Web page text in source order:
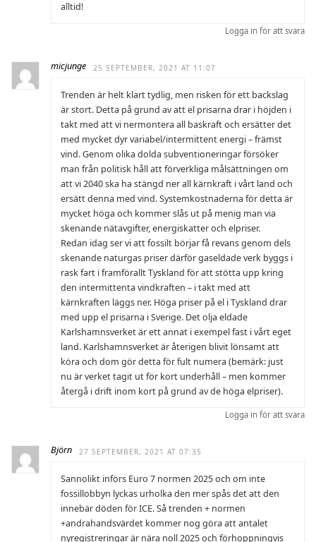
alltid!
Logga in för att svara
micjunge 25 SEPTEMBER, 2021 AT 11:07
Trenden är helt klart tydlig, men risken för ett backslag
är stort. Detta på grund av att el prisarna drar i höjden i
takt med att vi nermontera all baskraft och ersätter det
med mycket dyr variabel/intermittent energi – främst
vind. Genom olika dolda subventioneringar försöker
man från politisk håll att förverkliga målsättningen om
att vi 2040 ska ha stängd ner all kärnkraft i vårt land och
ersätt denna med vind. Systemkostnaderna för detta är
mycket höga och kommer slås ut på menig man via
skenande nätavgifter, energiskatter och elpriser.
Redan idag ser vi att fossilt börjar få revans genom dels
skenande naturgas priser därför gaseldade verk byggs i
rask fart i framförallt Tyskland för att stötta upp kring
den intermittenta vindkraften – i takt med att
kärnkraften läggs ner. Höga priser på el i Tyskland drar
med upp el prisarna i Sverige. Det olja eldade
Karlshamnsverket är ett annat i exempel fast i vårt eget
land. Karlshamnsverket är återigen blivit lönsamt att
köra och dom gör detta för fult numera (bemärk: just
nu är verket tagit ut för kort underhåll – men kommer
återgå i drift inom kort på grund av de höga elpriser).
Logga in för att svara
Björn 27 SEPTEMBER, 2021 AT 07:35
Sannolikt införs Euro 7 normen 2025 och om inte
fossillobbyn lyckas urholka den mer spås det att den
innebär döden för ICE. Så trenden + normen
+andrahandsvärdet kommer nog göra att antalet
nyregistreringar är nära noll 2025 och förhoppningvis